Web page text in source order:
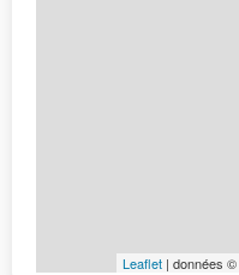
Leaflet | données ©